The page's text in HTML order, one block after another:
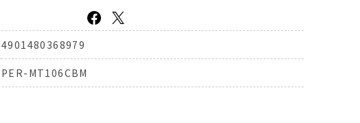
4901480368979
PER-MT106CBM